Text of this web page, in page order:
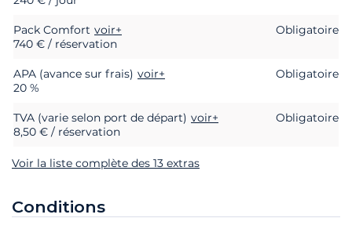
Pack Comfort voir+
Obligatoire
740 € / réservation
APA (avance sur frais) voir+
Obligatoire
20 %
TVA (varie selon port de départ) voir+
Obligatoire
8,50 € / réservation
Voir la liste complète des 13 extras
Conditions